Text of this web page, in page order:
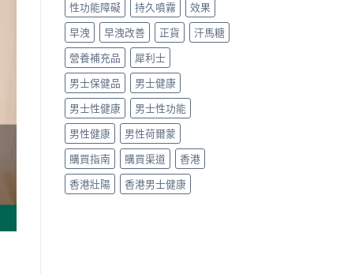
性功能障礙
持久噴霧
效果
早洩
早洩改善 正貨
汗馬糖
營養補充品
犀利士
男士保健品
男士健康
男士性健康
男士性功能
男性健康
男性荷爾蒙
購買指南
購買渠道
香港
香港壯陽
香港男士健康